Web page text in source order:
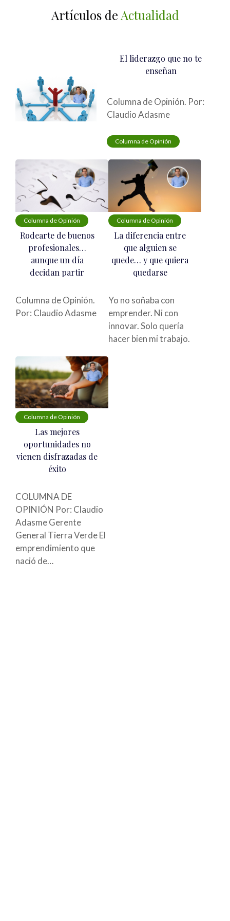
Artículos de Actualidad
Columna de Opinión
El liderazgo que no te
enseñan
Columna de Opinión. Por:
Claudio Adasme
Columna de Opinión
Rodearte de buenos
profesionales…
aunque un día
decidan partir
Columna de Opinión.
Por: Claudio Adasme
Columna de Opinión
La diferencia entre
que alguien se
quede… y que quiera
quedarse
Yo no soñaba con
emprender. Ni con
innovar. Solo quería
hacer bien mi trabajo.
Columna de Opinión
Las mejores
oportunidades no
vienen disfrazadas de
éxito
COLUMNA DE
OPINIÓN Por: Claudio
Adasme Gerente
General Tierra Verde El
emprendimiento que
nació de…